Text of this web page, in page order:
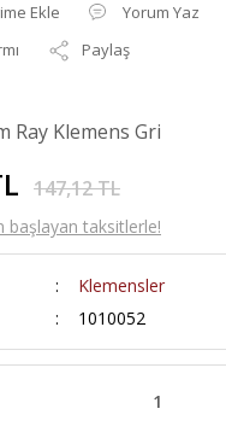
Yorum Yaz
Paylaş
Ray Klemens Gri
147,12 TL
başlayan taksitlerle!
Klemensler
1010052